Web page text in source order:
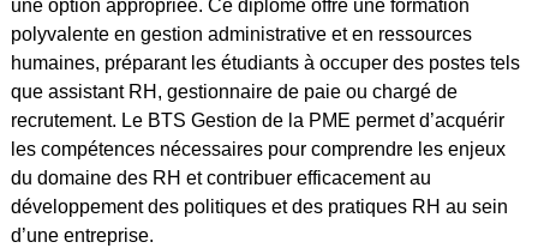
une option appropriée. Ce diplôme offre une formation
polyvalente en gestion administrative et en ressources
humaines, préparant les étudiants à occuper des postes tels
que assistant RH, gestionnaire de paie ou chargé de
recrutement. Le BTS Gestion de la PME permet d’acquérir
les compétences nécessaires pour comprendre les enjeux
du domaine des RH et contribuer efficacement au
développement des politiques et des pratiques RH au sein
d’une entreprise.